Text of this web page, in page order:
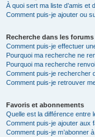
À quoi sert ma liste d’amis et
Comment puis-je ajouter ou
Recherche dans les forums
Comment puis-je effectuer
Pourquoi ma recherche ne
Pourquoi ma recherche
Comment puis-je rechercher
Comment puis-je retrouver
Favoris et abonnements
Quelle est la différence entre
Comment puis-je ajouter aux
Comment puis-je m’abonner